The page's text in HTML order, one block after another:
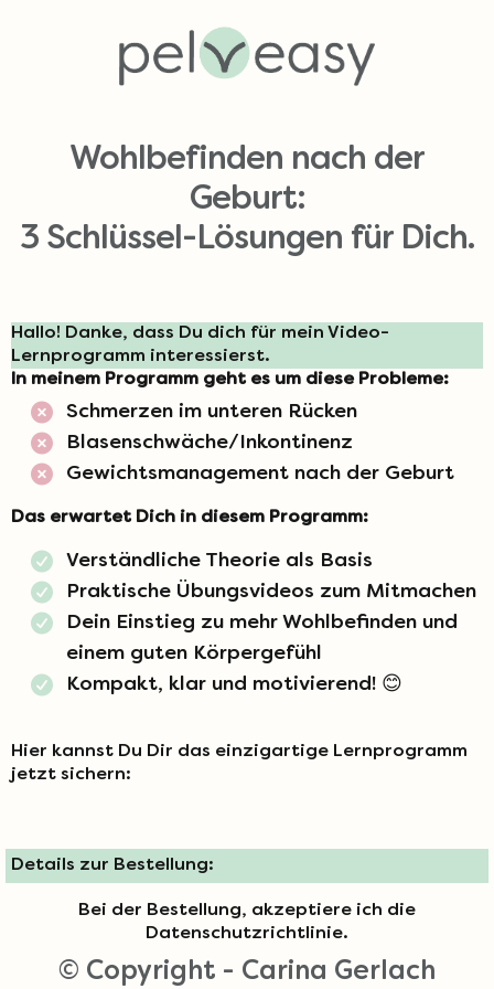
Wohlbefinden nach der
Geburt:
3 Schlüssel-Lösungen für Dich.
Hallo! Danke, dass Du dich für mein Video-
Lernprogramm interessierst.
In meinem Programm geht es um diese Probleme:
Schmerzen im unteren Rücken
Blasenschwäche/Inkontinenz
Gewichtsmanagement nach der Geburt
Das erwartet Dich in diesem Programm:
Verständliche Theorie als Basis
Praktische Übungsvideos zum Mitmachen
Dein Einstieg zu mehr Wohlbefinden und
einem guten Körpergefühl
Kompakt, klar und motivierend! 😊
Hier kannst Du Dir das einzigartige Lernprogramm
jetzt sichern:
Details zur Bestellung:
Bei der Bestellung, akzeptiere ich die
Datenschutzrichtlinie.
© Copyright - Carina Gerlach